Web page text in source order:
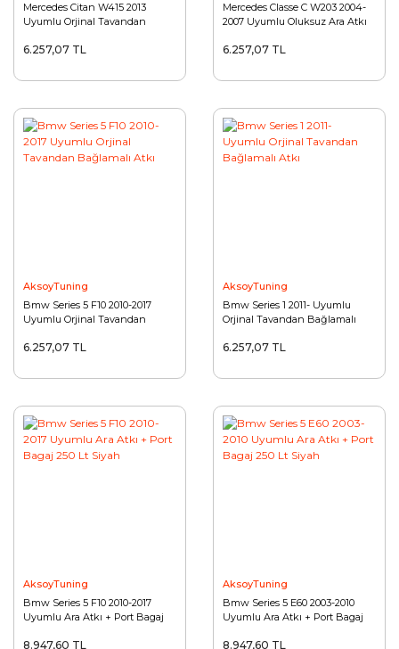
Mercedes Citan W415 2013
Uyumlu Orjinal Tavandan
6.257,07 TL
Mercedes Classe C W203 2004-
2007 Uyumlu Oluksuz Ara Atkı
6.257,07 TL
AksoyTuning
Bmw Series 5 F10 2010-2017
Uyumlu Orjinal Tavandan
6.257,07 TL
AksoyTuning
Bmw Series 1 2011- Uyumlu
Orjinal Tavandan Bağlamalı
6.257,07 TL
AksoyTuning
Bmw Series 5 F10 2010-2017
Uyumlu Ara Atkı + Port Bagaj
8.947,60 TL
AksoyTuning
Bmw Series 5 E60 2003-2010
Uyumlu Ara Atkı + Port Bagaj
8.947,60 TL